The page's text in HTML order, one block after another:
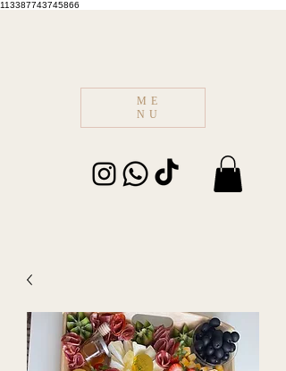
113387743745866
ME
NU